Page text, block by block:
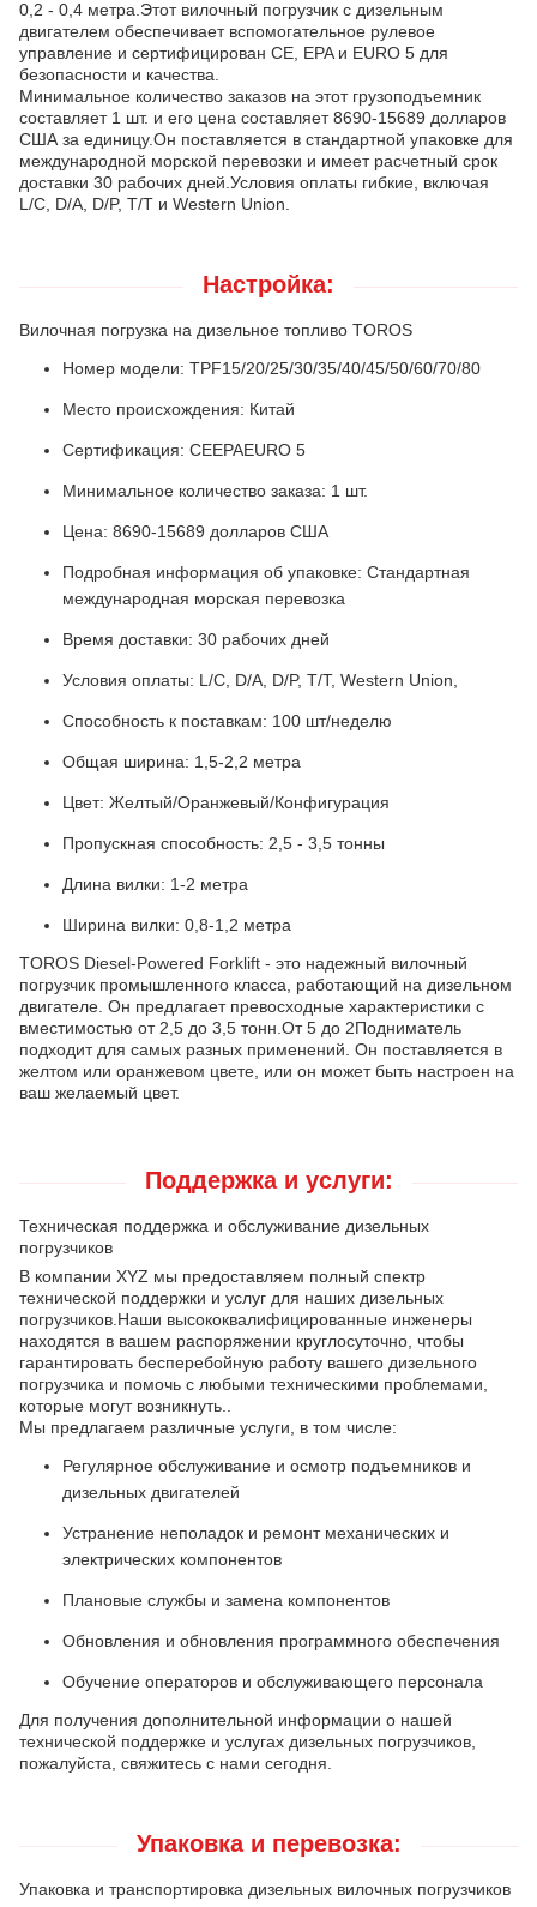
0,2 - 0,4 метра.Этот вилочный погрузчик с дизельным
двигателем обеспечивает вспомогательное рулевое
управление и сертифицирован CE, EPA и EURO 5 для
безопасности и качества.
Минимальное количество заказов на этот грузоподъемник
составляет 1 шт. и его цена составляет 8690-15689 долларов
США за единицу.Он поставляется в стандартной упаковке для
международной морской перевозки и имеет расчетный срок
доставки 30 рабочих дней.Условия оплаты гибкие, включая
L/C, D/A, D/P, T/T и Western Union.
Настройка:
Вилочная погрузка на дизельное топливо TOROS
Номер модели: TPF15/20/25/30/35/40/45/50/60/70/80
Место происхождения: Китай
Сертификация: CEEPAEURO 5
Минимальное количество заказа: 1 шт.
Цена: 8690-15689 долларов США
Подробная информация об упаковке: Стандартная
международная морская перевозка
Время доставки: 30 рабочих дней
Условия оплаты: L/C, D/A, D/P, T/T, Western Union,
Способность к поставкам: 100 шт/неделю
Общая ширина: 1,5-2,2 метра
Цвет: Желтый/Оранжевый/Конфигурация
Пропускная способность: 2,5 - 3,5 тонны
Длина вилки: 1-2 метра
Ширина вилки: 0,8-1,2 метра
TOROS Diesel-Powered Forklift - это надежный вилочный
погрузчик промышленного класса, работающий на дизельном
двигателе. Он предлагает превосходные характеристики с
вместимостью от 2,5 до 3,5 тонн.От 5 до 2Подниматель
подходит для самых разных применений. Он поставляется в
желтом или оранжевом цвете, или он может быть настроен на
ваш желаемый цвет.
Поддержка и услуги:
Техническая поддержка и обслуживание дизельных
погрузчиков
В компании XYZ мы предоставляем полный спектр
технической поддержки и услуг для наших дизельных
погрузчиков.Наши высококвалифицированные инженеры
находятся в вашем распоряжении круглосуточно, чтобы
гарантировать бесперебойную работу вашего дизельного
погрузчика и помочь с любыми техническими проблемами,
которые могут возникнуть..
Мы предлагаем различные услуги, в том числе:
Регулярное обслуживание и осмотр подъемников и
дизельных двигателей
Устранение неполадок и ремонт механических и
электрических компонентов
Плановые службы и замена компонентов
Обновления и обновления программного обеспечения
Обучение операторов и обслуживающего персонала
Для получения дополнительной информации о нашей
технической поддержке и услугах дизельных погрузчиков,
пожалуйста, свяжитесь с нами сегодня.
Упаковка и перевозка:
Упаковка и транспортировка дизельных вилочных погрузчиков